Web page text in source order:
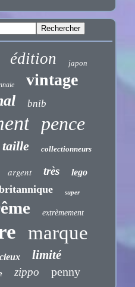
édition japon
vintage
bnib
pence
taille collectionneurs
argent très lego
super
extrèmement
marque
limité
zippo penny